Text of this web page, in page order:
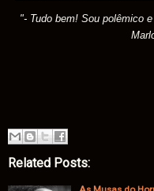
"- Tudo bem! Sou polêmico
Related Posts: